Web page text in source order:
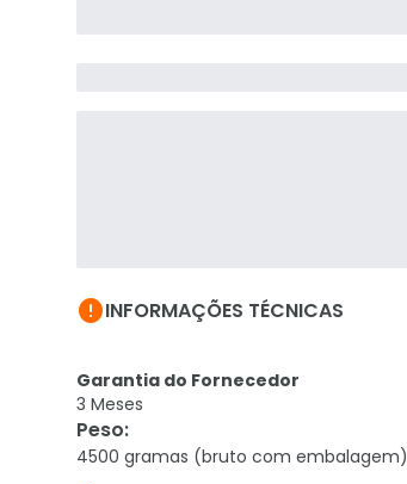
INFORMAÇÕES TÉCNICAS
Garantia do Fornecedor
3 Meses
Peso:
4500 gramas (bruto com embalagem)